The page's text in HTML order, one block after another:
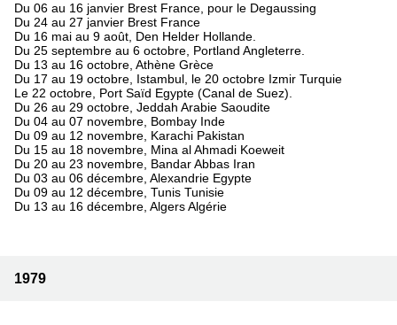
Du 06 au 16 janvier Brest France, pour le Degaussing
Du 24 au 27 janvier Brest France
Du 16 mai au 9 août, Den Helder Hollande.
Du 25 septembre au 6 octobre, Portland Angleterre.
Du 13 au 16 octobre, Athène Grèce
Du 17 au 19 octobre, Istambul, le 20 octobre Izmir Turquie
Le 22 octobre, Port Saïd Egypte (Canal de Suez).
Du 26 au 29 octobre, Jeddah Arabie Saoudite
Du 04 au 07 novembre, Bombay Inde
Du 09 au 12 novembre, Karachi Pakistan
Du 15 au 18 novembre, Mina al Ahmadi Koeweit
Du 20 au 23 novembre, Bandar Abbas Iran
Du 03 au 06 décembre, Alexandrie Egypte
Du 09 au 12 décembre, Tunis Tunisie
Du 13 au 16 décembre, Algers Algérie
1979